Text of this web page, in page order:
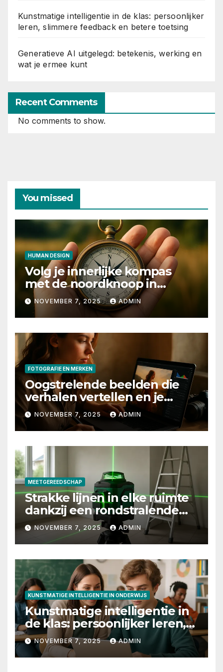
Kunstmatige intelligentie in de klas: persoonlijker
leren, slimmere feedback en betere toetsing
Generatieve AI uitgelegd: betekenis, werking en
wat je ermee kunt
Recent Comments
No comments to show.
You missed
HUMAN DESIGN
Volg je innerlijke kompas
met de noordknoop in
human design
NOVEMBER 7, 2025 ADMIN
FOTOGRAFIE EN MERKEN
Oogstrelende beelden die
verhalen vertellen en je
merk laten stralen
NOVEMBER 7, 2025 ADMIN
MEETGEREEDSCHAP
Strakke lijnen in elke ruimte
dankzij een rondstralende
laserwaterpas
NOVEMBER 7, 2025 ADMIN
KUNSTMATIGE INTELLIGENTIE IN ONDERWIJS
Kunstmatige intelligentie in
de klas: persoonlijker leren,
slimmere feedback en
betere toetsing
NOVEMBER 7, 2025 ADMIN